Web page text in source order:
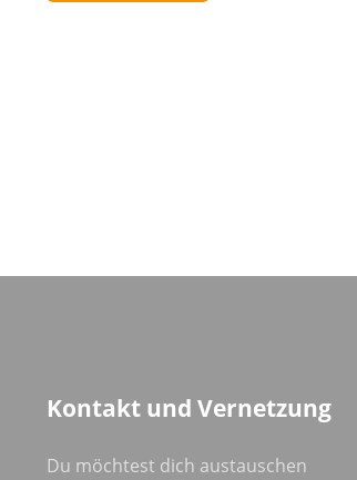
Kontakt und Vernetzung
Du möchtest dich austauschen